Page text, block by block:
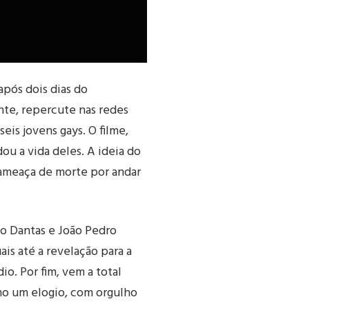
dois dias do
repercute nas redes
jovens gays. O filme,
a vida deles. A ideia do
de morte por andar
Dantas e João Pedro
até a revelação para a
Por fim, vem a total
um elogio, com orgulho